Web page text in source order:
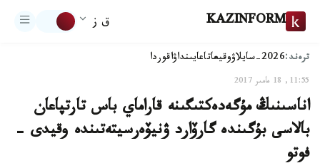
KAZINFORM ق ز
ترەند:2026-سايلاۋ وقيعاتاعايىنداۋاقوردا
11:55, 18 مامىر 2017
اناسىنىڭ مۇگەدەكتىگىنە قاراماي باس تارتپاعان
بالاسى بۇگىندە گارۆارد ۋنيۆەرسيتەتىندە وقيدى -
فوتو